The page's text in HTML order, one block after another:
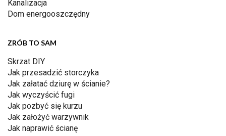
Kanalizacja
Dom energooszczędny
ZRÓB TO SAM
Skrzat DIY
Jak przesadzić storczyka
Jak załatać dziurę w ścianie?
Jak wyczyścić fugi
Jak pozbyć się kurzu
Jak założyć warzywnik
Jak naprawić ścianę